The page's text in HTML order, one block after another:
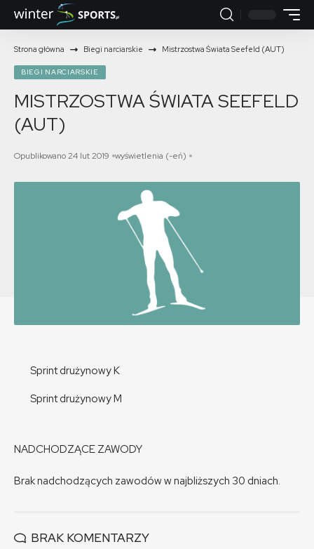
Strona główna Biegi narciarskie Mistrzostwa Świata Seefeld (AUT)
BIEGI NARCIARSKIE
MISTRZOSTWA ŚWIATA SEEFELD
(AUT)
Opublikowano 24 lut 2019 wyświetlenia (-eń)
Sprint drużynowy K
Sprint drużynowy M
NADCHODZĄCE ZAWODY
Brak nadchodzących zawodów w najbliższych 30 dniach.
BRAK KOMENTARZY